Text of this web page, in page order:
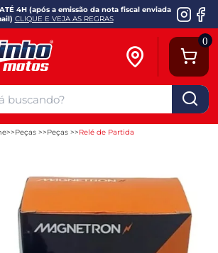
4H (após a emissão da nota fiscal enviada
CLIQUE E VEJA AS REGRAS
0
Peças Peças Relé de Partida